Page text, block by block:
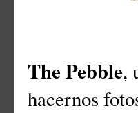
The Pebble,
hacernos